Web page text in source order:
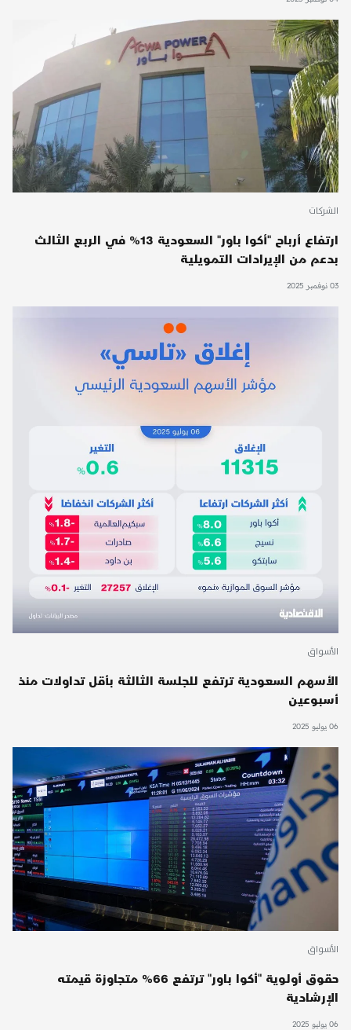
الشركات
ارتفاع أرباح "أكوا باور" السعودية 13% في الربع الثالث
بدعم من الإيرادات التمويلية
03 نوفمبر 2025
الأسواق
الأسهم السعودية ترتفع للجلسة الثالثة بأقل تداولات منذ
أسبوعين
06 يوليو 2025
الأسواق
حقوق أولوية "أكوا باور" ترتفع 66% متجاوزة قيمته
الإرشادية
06 يوليو 2025